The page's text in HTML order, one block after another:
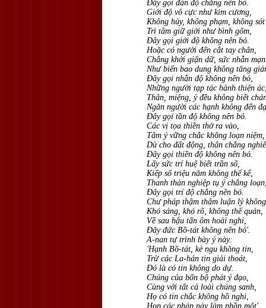
Ðây gọi đàn độ chẳng nên bỏ.
Giới độ vô cực như kim cương,
Không hủy, không phạm, không
Trì tâm giữ giới như bình gốm,
Ðây gọi giới độ không nên bỏ.
Hoặc có người đến cắt tay chân,
Chẳng khởi giận dữ, sức nhẫn
Như biển bao dung không tăng
Ðây gọi nhẫn độ không nên bỏ,
Những người tạp tác hành thiện ác,
Thân, miệng, ý đều không biết
Ngăn người các hạnh không đến
Ðây gọi tần độ không nên bỏ.
Các vị tọa thiền thở ra vào,
Tâm ý vững chắc không loạn niệm,
Dù cho đất động, thân chẳng
Ðây gọi thiền độ không nên bỏ.
Lấy sức trí huệ biết trần số,
Kiếp số triệu năm không thể kể,
Thanh thản nghiệp tụ ý chẳng loạn,
Ðây gọi trí độ chẳng nên bỏ.
Chư pháp thậm thâm luận lý
Khó sáng, khó rõ, không thể quán,
Về sau hậu tấn ôm hoài nghi,
Ðây đức Bồ-tát không nên bỏ'.
A-nan tự trình bày ý này:
'Hạnh Bồ-tát, kẻ ngu không tin,
Trừ các La-hán tin giải thoát,
Ðó là có tin không do dự.
Chúng của bốn bộ phát ý đạo,
Cùng với tất cả loài chúng sanh,
Họ có tin chắc không hồ nghi,
Họp các pháp này làm phần một'.